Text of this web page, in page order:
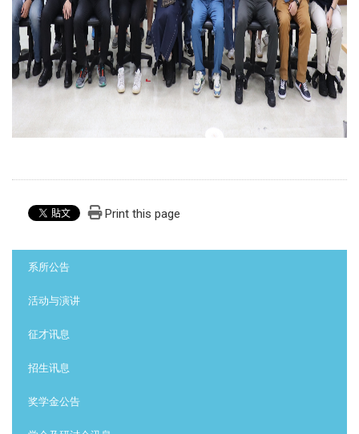
Print this page
系所公告
活动与演讲
征才讯息
招生讯息
奖学金公告